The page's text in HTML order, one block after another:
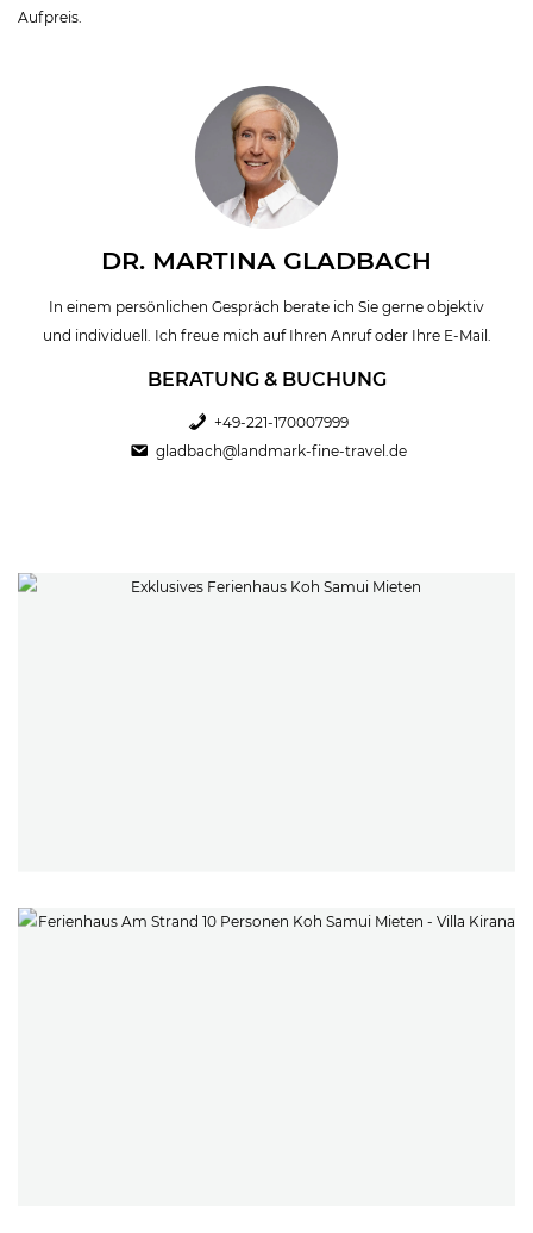
Aufpreis.
DR. MARTINA GLADBACH
In einem persönlichen Gespräch berate ich Sie gerne objektiv
und individuell. Ich freue mich auf Ihren Anruf oder Ihre E-Mail.
BERATUNG & BUCHUNG
+49-221-170007999
gladbach@landmark-fine-travel.de